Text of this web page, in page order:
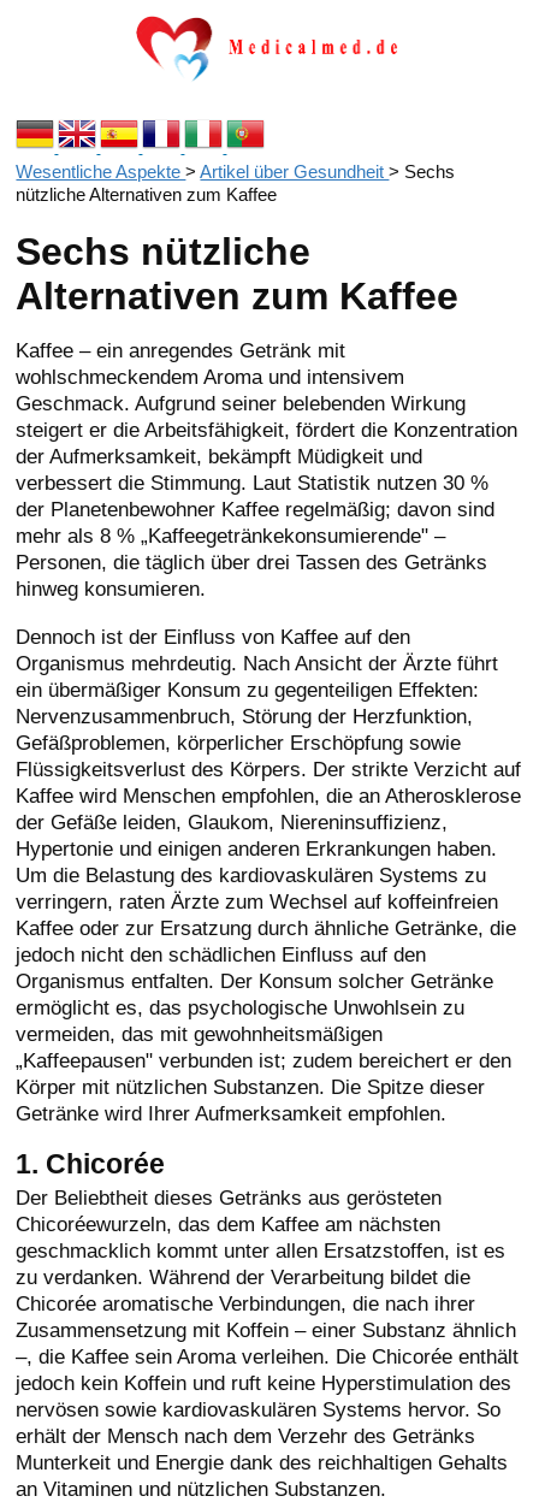
Wesentliche Aspekte>Artikel über Gesundheit> Sechs
nützliche Alternativen zum Kaffee
Sechs nützliche
Alternativen zum Kaffee
Kaffee – ein anregendes Getränk mit
wohlschmeckendem Aroma und intensivem
Geschmack. Aufgrund seiner belebenden Wirkung
steigert er die Arbeitsfähigkeit, fördert die Konzentration
der Aufmerksamkeit, bekämpft Müdigkeit und
verbessert die Stimmung. Laut Statistik nutzen 30 %
der Planetenbewohner Kaffee regelmäßig; davon sind
mehr als 8 % „Kaffeegetränkekonsumierende" –
Personen, die täglich über drei Tassen des Getränks
hinweg konsumieren.
Dennoch ist der Einfluss von Kaffee auf den
Organismus mehrdeutig. Nach Ansicht der Ärzte führt
ein übermäßiger Konsum zu gegenteiligen Effekten:
Nervenzusammenbruch, Störung der Herzfunktion,
Gefäßproblemen, körperlicher Erschöpfung sowie
Flüssigkeitsverlust des Körpers. Der strikte Verzicht auf
Kaffee wird Menschen empfohlen, die an Atherosklerose
der Gefäße leiden, Glaukom, Niereninsuffizienz,
Hypertonie und einigen anderen Erkrankungen haben.
Um die Belastung des kardiovaskulären Systems zu
verringern, raten Ärzte zum Wechsel auf koffeinfreien
Kaffee oder zur Ersatzung durch ähnliche Getränke, die
jedoch nicht den schädlichen Einfluss auf den
Organismus entfalten. Der Konsum solcher Getränke
ermöglicht es, das psychologische Unwohlsein zu
vermeiden, das mit gewohnheitsmäßigen
„Kaffeepausen" verbunden ist; zudem bereichert er den
Körper mit nützlichen Substanzen. Die Spitze dieser
Getränke wird Ihrer Aufmerksamkeit empfohlen.
1. Chicorée
Der Beliebtheit dieses Getränks aus gerösteten
Chicoréewurzeln, das dem Kaffee am nächsten
geschmacklich kommt unter allen Ersatzstoffen, ist es
zu verdanken. Während der Verarbeitung bildet die
Chicorée aromatische Verbindungen, die nach ihrer
Zusammensetzung mit Koffein – einer Substanz ähnlich
–, die Kaffee sein Aroma verleihen. Die Chicorée enthält
jedoch kein Koffein und ruft keine Hyperstimulation des
nervösen sowie kardiovaskulären Systems hervor. So
erhält der Mensch nach dem Verzehr des Getränks
Munterkeit und Energie dank des reichhaltigen Gehalts
an Vitaminen und nützlichen Substanzen.